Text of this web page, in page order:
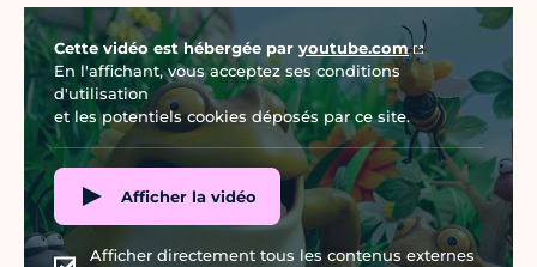
Vidéo Youtube
Cette vidéo est hébergée par youtube.com
En l'affichant, vous acceptez ses conditions
d'utilisation
et les potentiels cookies déposés par ce site.
Afficher la vidéo
Afficher directement tous les contenus externes